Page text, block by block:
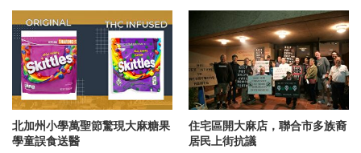
住宅區開大麻店，聯合市多族裔
居民上街抗議
北加州小學萬聖節驚現大麻糖果
學童誤食送醫